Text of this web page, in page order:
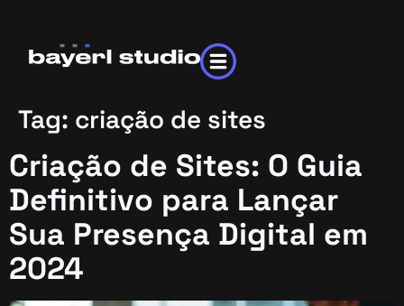
Tag: criação de sites
Criação de Sites: O Guia
Definitivo para Lançar
Sua Presença Digital em
2024